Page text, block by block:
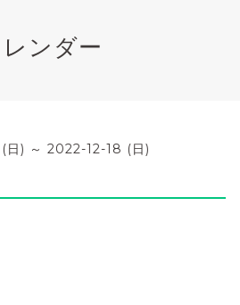
ンダー
日) ～ 2022-12-18 (日)